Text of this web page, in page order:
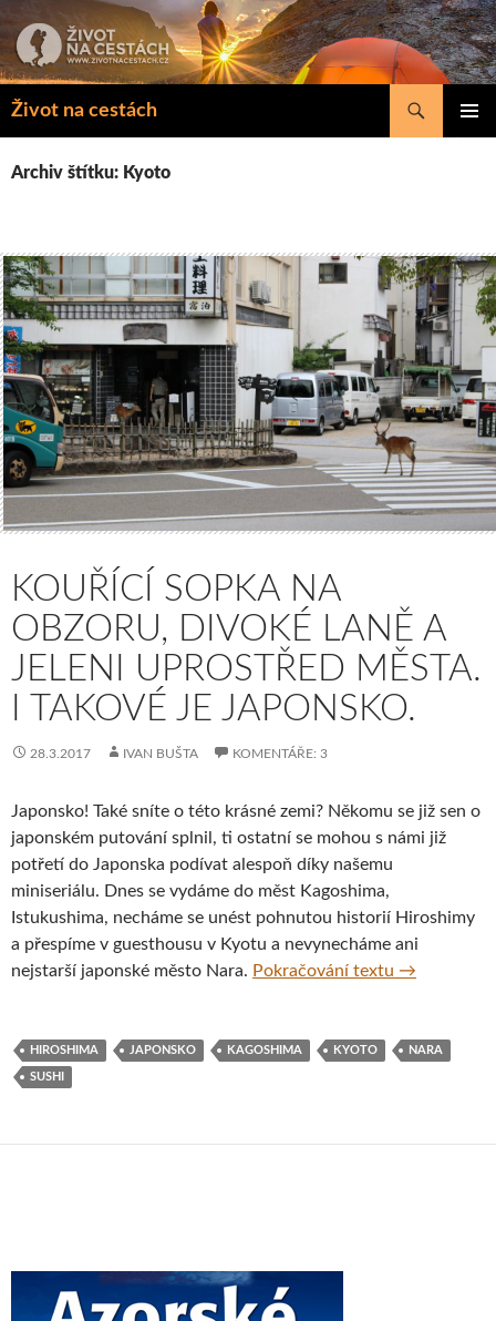
k
obsahu
Život na cestách
Hledat
Archiv štítku: Kyoto
KOUŘÍCÍ SOPKA NA
OBZORU, DIVOKÉ LANĚ A
JELENI UPROSTŘED MĚSTA.
I TAKOVÉ JE JAPONSKO.
28.3.2017 IVAN BUŠTA KOMENTÁŘE: 3
Japonsko! Také sníte o této krásné zemi? Někomu se již sen o
japonském putování splnil, ti ostatní se mohou s námi již
potřetí do Japonska podívat alespoň díky našemu
miniseriálu. Dnes se vydáme do měst Kagoshima,
Istukushima, necháme se unést pohnutou historií Hiroshimy
a přespíme v guesthousu v Kyotu a nevynecháme ani
nejstarší japonské město Nara. Pokračování textu Kouřící
→
HIROSHIMA JAPONSKO KAGOSHIMA KYOTO NARA
SUSHI